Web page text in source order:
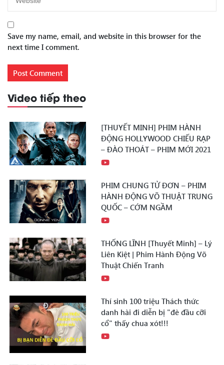
Save my name, email, and website in this browser for the
next time I comment.
Video tiếp theo
[THUYẾT MINH] PHIM HÀNH
ĐỘNG HOLLYWOOD CHIẾU RẠP
– ĐÀO THOÁT – PHIM MỚI 2021
PHIM CHUNG TỬ ĐƠN – PHIM
HÀNH ĐỘNG VÕ THUẬT TRUNG
QUỐC – CỚM NGẦM
THỐNG LĨNH [Thuyết Minh] – Lý
Liên Kiệt | Phim Hành Động Võ
Thuật Chiến Tranh
Thí sinh 100 triệu Thách thức
danh hài đi diễn bị "đè đầu cỡi
cổ" thấy chua xót!!!